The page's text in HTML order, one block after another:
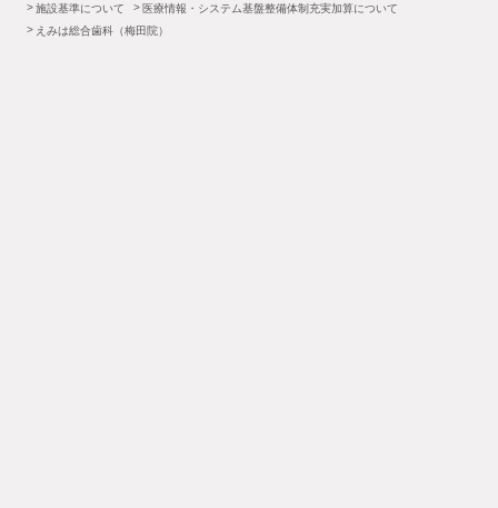
施設基準について
医療情報・システム基盤整備体制充実加算について
えみは総合歯科（梅田院）